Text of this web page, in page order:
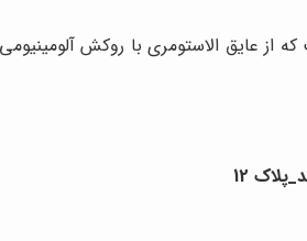
عایق الاستومری با روکش آلومینیومی
12